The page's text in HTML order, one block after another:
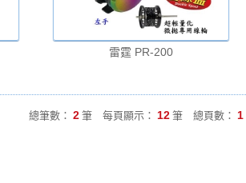
雷霆 PR-200
總筆數： 2 筆 每頁顯示： 12 筆 總頁數： 1